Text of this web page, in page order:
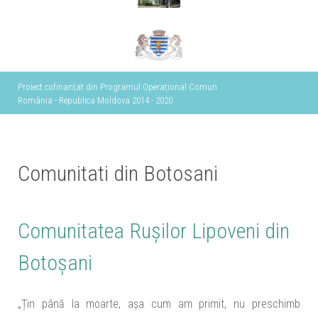
Proiect cofinanțat din Programul Operațional Comun
România - Republica Moldova 2014 - 2020
Comunitati din Botosani
Comunitatea Rușilor Lipoveni din
Botoșani
„Țin până la moarte, așa cum am primit, nu preschimb